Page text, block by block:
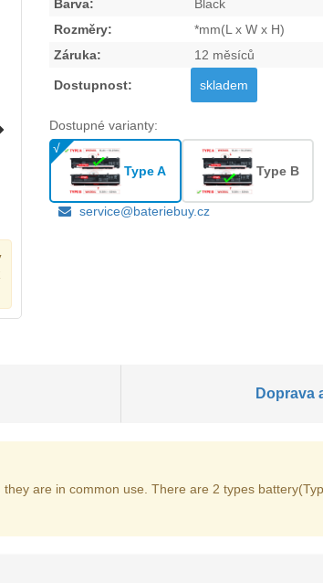
Barva:
Black
Rozměry:
*mm(L x W x H)
Záruka:
12 měsíců
Dostupnost: skladem
Dostupné varianty:
Type A Type B
service@bateriebuy.cz
Doprava
are in common use. There are 2 types